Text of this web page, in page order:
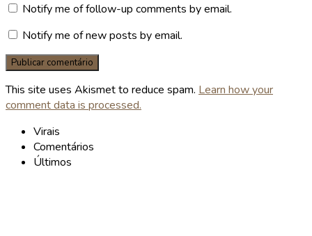
Notify me of follow-up comments by email.
Notify me of new posts by email.
This site uses Akismet to reduce spam. Learn how your
comment data is processed.
Virais
Comentários
Últimos